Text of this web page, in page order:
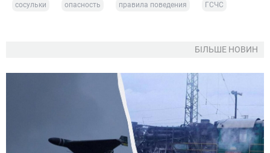
сосульки опасность правила поведения ГСЧС
БІЛЬШЕ НОВИН